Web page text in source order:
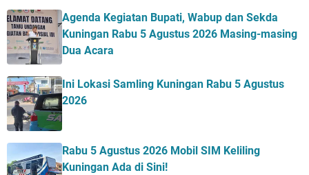
Agenda Kegiatan Bupati, Wabup dan Sekda
Kuningan Rabu 5 Agustus 2026 Masing-masing
Dua Acara
Ini Lokasi Samling Kuningan Rabu 5 Agustus
2026
Rabu 5 Agustus 2026 Mobil SIM Keliling
Kuningan Ada di Sini!